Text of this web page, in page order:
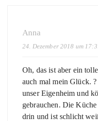
Anna
24. Dezember 2018 um
Oh, das ist aber ein
auch mal mein Glück.
unser Eigenheim und
gebrauchen. Die
drin und ist schlicht